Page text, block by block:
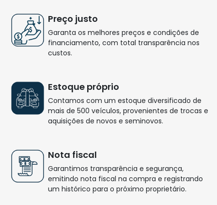
Preço justo
Garanta os melhores preços e condições de
financiamento, com total transparência nos
custos.
Estoque próprio
Contamos com um estoque diversificado de
mais de 500 veículos, provenientes de trocas e
aquisições de novos e seminovos.
Nota fiscal
Garantimos transparência e segurança,
emitindo nota fiscal na compra e registrando
um histórico para o próximo proprietário.